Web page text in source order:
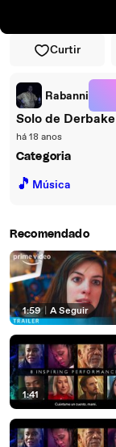
Curtir
Rabanni
há 18 anos
Categoria
🎵 Música
Recomendado
1:59 A Seguir
1:41